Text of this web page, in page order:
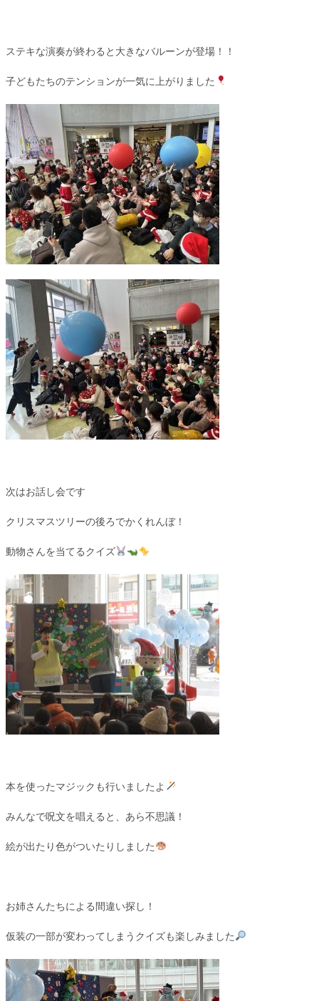
ステキな演奏が終わると大きなバルーンが登場！！
子どもたちのテンションが一気に上がりました
次はお話し会です
クリスマスツリーの後ろでかくれんぼ！
動物さんを当てるクイズ
本を使ったマジックも行いましたよ
みんなで呪文を唱えると、あら不思議！
絵が出たり色がついたりしました
お姉さんたちによる間違い探し！
仮装の一部が変わってしまうクイズも楽しみました